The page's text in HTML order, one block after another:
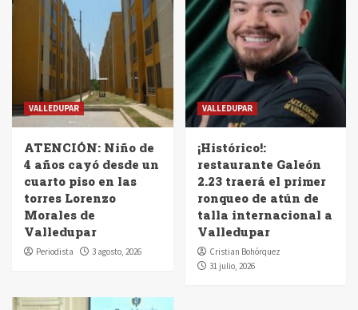
VALLEDUPAR
ATENCIÓN: Niño de
4 años cayó desde un
cuarto piso en las
torres Lorenzo
Morales de
Valledupar
Periodista 3 agosto, 2026
VALLEDUPAR
¡Histórico!:
restaurante Galeón
2.23 traerá el primer
ronqueo de atún de
talla internacional a
Valledupar
Cristian Bohórquez
31 julio, 2026